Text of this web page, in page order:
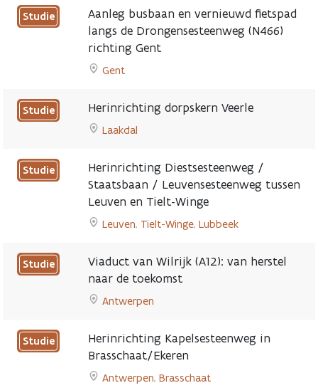
Lievens-
Esse
page
to
Herinrichting
Mechelsesteenweg
tussen
E314
Leuvense
page
Studie
Aanleg busbaan en vernieuwd fietspad
langs de Drongensesteenweg (N466)
richting Gent
Gent
Nog
niet
to
busbaan
vernieuwd
fietspad
langs
Drongensesteenweg
richting
Gent
Studie Herinrichting dorpskern Veerle
Laakdal
to
Herinrichting
dorpskern
Veerle
page
Studie
Herinrichting Diestsesteenweg /
Staatsbaan / Leuvensesteenweg tussen
Leuven en Tielt-Winge
Leuven, Tielt-Winge, Lubbeek
to
Herinrichting
Diestsesteenweg
/
/
Leuvensesteenweg
Leuven
Studie
Viaduct van Wilrijk (A12): van herstel
naar de toekomst
Antwerpen
to
Viaduct
van
Wilrijk
Studie
Herinrichting Kapelsesteenweg in
Brasschaat/Ekeren
Antwerpen, Brasschaat